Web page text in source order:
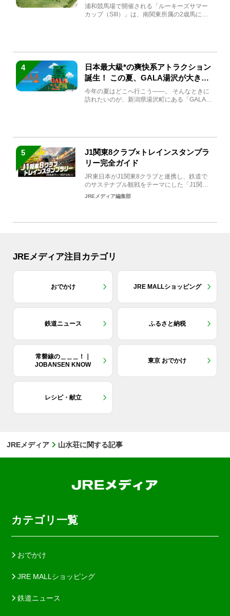
馬と見どころをチェック
浦和競馬場で開催される「ルーキーズサマー
カップ（SIII）」は、南関東所属の2歳馬によ
4
日本最大級*の爽快系アトラクション
誕生！ この夏、GALA湯沢が大きく
生まれ変わる
今年の夏はどこへ行こう――。 そんなときに
訪れたいのが、新潟県湯沢町にある「GALA湯
5
J1関東8クラブ×トレインスタンプラ
リー完全ガイド
JR東日本がJ1関東8クラブと連携し、鉄道で
のサステナブル観戦をテーマにした「J1関東8
クラブ×トレイン...
JREメディア編集部
JREメディア注目カテゴリ
おでかけ JRE MALLショッピング
鉄道ニュース ふるさと納税
常磐線の＿＿＿！｜
JOBANSEN KNOW
東京 おでかけ
レシピ・献立
JREメディア 山水荘に関する記事
カテゴリ一覧
おでかけ
JRE MALLショッピング
鉄道ニュース